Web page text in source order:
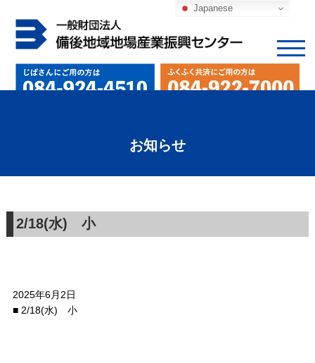
お知らせ
2/18(水) 小
2025年6月2日
■ 2/18(水) 小
Japanese